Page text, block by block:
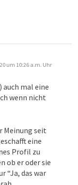
um 10:26 a.m. Uhr
mal eine
wenn nicht
Meinung seit
eine
Profil zu
ob er oder sie
“Ja, das war